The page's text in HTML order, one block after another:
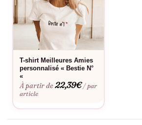
T-shirt Meilleures Amies
personnalisé « Bestie N°
«
À partir de22,39€ / par
article